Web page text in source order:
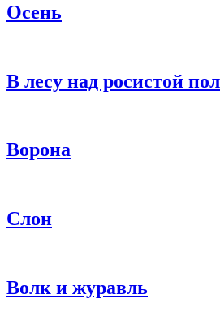
Осень
В лесу над росистой
Ворона
Слон
Волк и журавль